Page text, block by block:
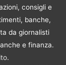
consigli e
banche,
da giornalisti
e finanza.
.